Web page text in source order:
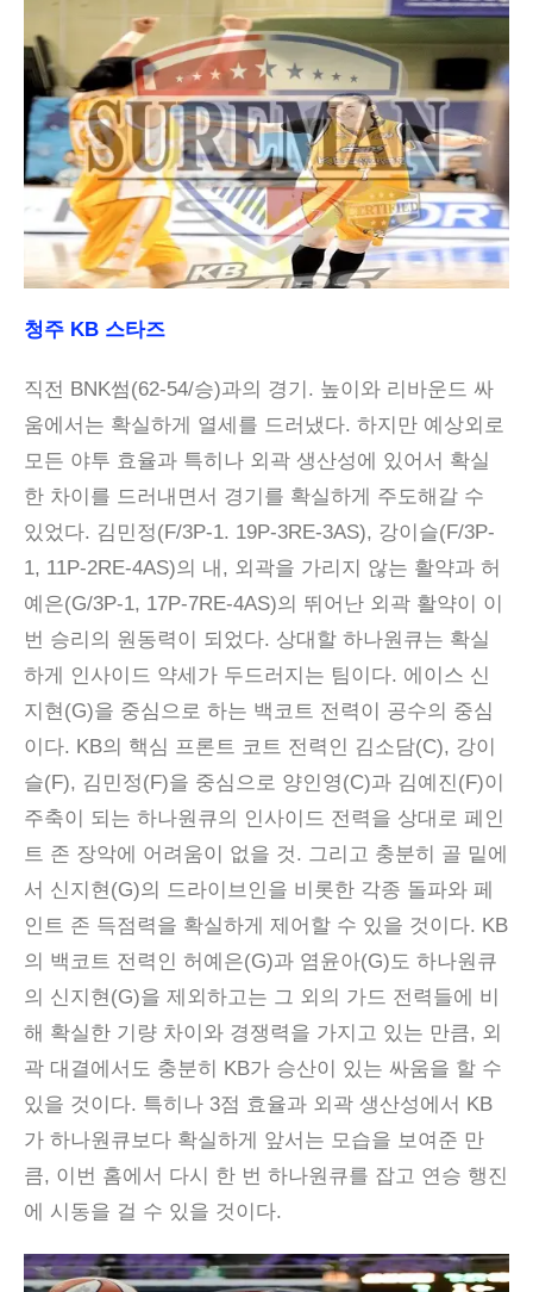
청주 KB 스타즈
직전 BNK썸(62-54/승)과의 경기. 높이와 리바운드 싸
움에서는 확실하게 열세를 드러냈다. 하지만 예상외로
모든 야투 효율과 특히나 외곽 생산성에 있어서 확실
한 차이를 드러내면서 경기를 확실하게 주도해갈 수
있었다. 김민정(F/3P-1. 19P-3RE-3AS), 강이슬(F/3P-
1, 11P-2RE-4AS)의 내, 외곽을 가리지 않는 활약과 허
예은(G/3P-1, 17P-7RE-4AS)의 뛰어난 외곽 활약이 이
번 승리의 원동력이 되었다. 상대할 하나원큐는 확실
하게 인사이드 약세가 두드러지는 팀이다. 에이스 신
지현(G)을 중심으로 하는 백코트 전력이 공수의 중심
이다. KB의 핵심 프론트 코트 전력인 김소담(C), 강이
슬(F), 김민정(F)을 중심으로 양인영(C)과 김예진(F)이
주축이 되는 하나원큐의 인사이드 전력을 상대로 페인
트 존 장악에 어려움이 없을 것. 그리고 충분히 골 밑에
서 신지현(G)의 드라이브인을 비롯한 각종 돌파와 페
인트 존 득점력을 확실하게 제어할 수 있을 것이다. KB
의 백코트 전력인 허예은(G)과 염윤아(G)도 하나원큐
의 신지현(G)을 제외하고는 그 외의 가드 전력들에 비
해 확실한 기량 차이와 경쟁력을 가지고 있는 만큼, 외
곽 대결에서도 충분히 KB가 승산이 있는 싸움을 할 수
있을 것이다. 특히나 3점 효율과 외곽 생산성에서 KB
가 하나원큐보다 확실하게 앞서는 모습을 보여준 만
큼, 이번 홈에서 다시 한 번 하나원큐를 잡고 연승 행진
에 시동을 걸 수 있을 것이다.